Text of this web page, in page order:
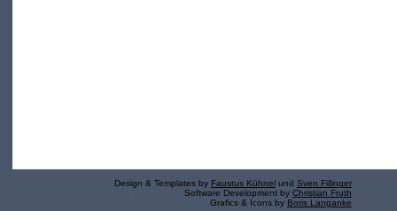
Design & Templates by Faustus Kühnel und Sven Fillinger
Software Development by Christian Fruth
Grafics & Icons by Boris Langanke